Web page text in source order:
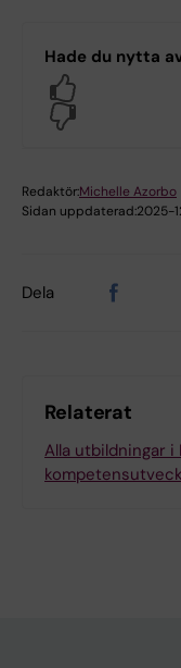
Hade du nytta
Redaktör:Michelle Azorbo
Sidan uppdaterad:2025-
Dela
Relaterat
Alla utbildningar i